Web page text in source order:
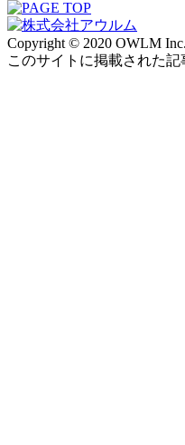
Copyright © 2020 OWLM Inc.
このサイトに掲載された記